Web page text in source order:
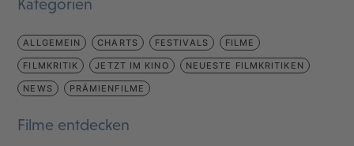
Kategorien
ALLGEMEIN CHARTS FESTIVALS FILME
FILMKRITIK JETZT IM KINO NEUESTE FILMKRITIKEN
NEWS PRÄMIENFILME
Filme entdecken